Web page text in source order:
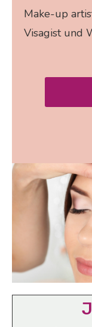
Make-up
Visagist und